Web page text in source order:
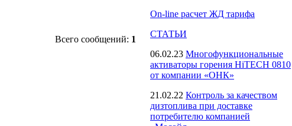
Всего сообщений: 1
On-line расчет ЖД тарифа
СТАТЬИ
06.02.23 Многофункциональные
активаторы горения HiTECH 0810
от компании «ОНК»
21.02.22 Контроль за качеством
дизтоплива при доставке
потребителю компанией